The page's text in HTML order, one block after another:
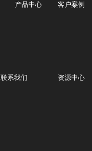
产品中心 客户案例
联系我们 资源中心